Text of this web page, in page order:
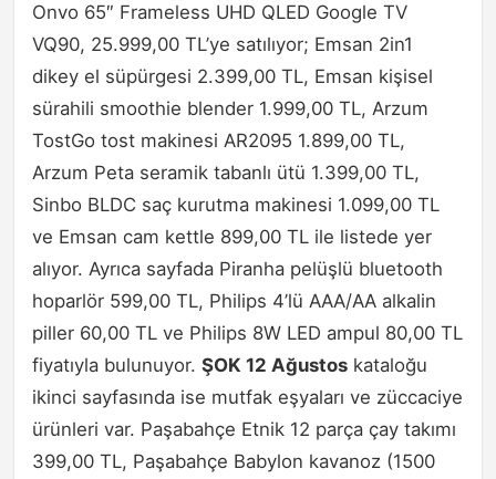
Onvo 65″ Frameless UHD QLED Google TV
VQ90, 25.999,00 TL’ye satılıyor; Emsan 2in1
dikey el süpürgesi 2.399,00 TL, Emsan kişisel
sürahili smoothie blender 1.999,00 TL, Arzum
TostGo tost makinesi AR2095 1.899,00 TL,
Arzum Peta seramik tabanlı ütü 1.399,00 TL,
Sinbo BLDC saç kurutma makinesi 1.099,00 TL
ve Emsan cam kettle 899,00 TL ile listede yer
alıyor. Ayrıca sayfada Piranha pelüşlü bluetooth
hoparlör 599,00 TL, Philips 4’lü AAA/AA alkalin
piller 60,00 TL ve Philips 8W LED ampul 80,00 TL
fiyatıyla bulunuyor. ŞOK 12 Ağustos kataloğu
ikinci sayfasında ise mutfak eşyaları ve züccaciye
ürünleri var. Paşabahçe Etnik 12 parça çay takımı
399,00 TL, Paşabahçe Babylon kavanoz (1500